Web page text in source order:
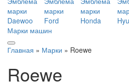
Марки машин
Главная » Марки » Roewe
Roewe